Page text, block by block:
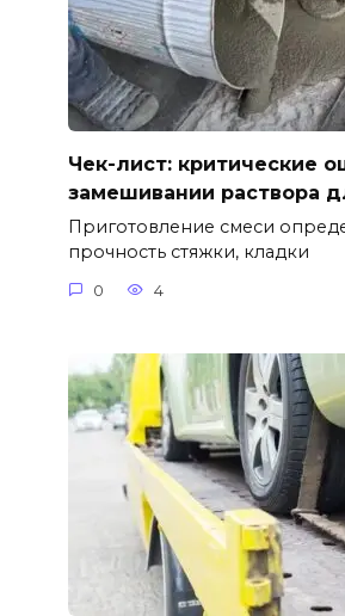
Чек-лист: критические
замешивании раствора
Приготовление смеси
прочность стяжки, кладки
0 4